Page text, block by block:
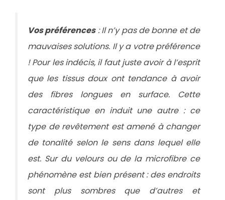
Vos préférences: Il n’y pas de bonne et de
mauvaises solutions. Il y a votre préférence
! Pour les indécis, il faut juste avoir à l’esprit
que les tissus doux ont tendance à avoir
des fibres longues en surface. Cette
caractéristique en induit une autre : ce
type de revêtement est amené à changer
de tonalité selon le sens dans lequel elle
est. Sur du velours ou de la microfibre ce
phénomène est bien présent : des endroits
sont plus sombres que d’autres et